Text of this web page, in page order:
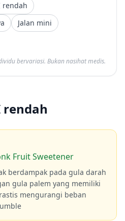
rendah
Jalan mini
bervariasi. Bukan nasihat medis.
rendah
Fruit Sweetener
berdampak pada gula darah
gula palem yang memiliki
mengurangi beban